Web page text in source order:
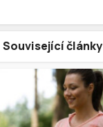
Související články